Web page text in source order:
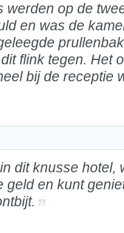
werden op de
en was de
flink tegen. Het
bij de receptie
dit knusse hotel,
geld en kunt